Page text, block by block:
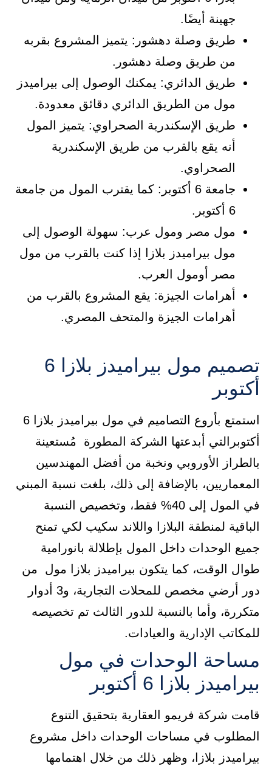
جهينة أيضًا.
طريق وصلة دهشور: يتميز المشروع بقربه
من طريق وصلة دهشور.
طريق الدائري: يمكنك الوصول إلى بيراميدز
مول من الطريق الدائري دقائق معدودة.
طريق الإسكندرية الصحراوي: يتميز المول
أنه يقع بالقرب من طريق الإسكندرية
الصحراوي.
جامعة 6 أكتوبر: كما يقترب المول من جامعة
6 أكتوبر.
مول مصر ومول عرب: سهولة الوصول إلى
مول بيراميدز بلازا إذا كنت بالقرب من مول
مصر أومول العرب.
أهرامات الجيزة: يقع المشروع بالقرب من
أهرامات الجيزة والمتحف المصري.
تصميم مول بيراميدز بلازا 6
أكتوبر
استمتع بأروع التصاميم في مول بيراميدز بلازا 6
أكتوبرالتي أبدعتها الشركة المطورة مُستعينة
بالطراز الأوروبي ونخبة من أفضل المهندسين
المعماريين، بالإضافة إلى ذلك، بلغت نسبة المبني
في المول إلى 40% فقط، وتخصيص النسبة
الباقية لمنطقة البلازا واللاند سكيب لكي تمنح
جميع الوحدات داخل المول بإطلالة بانورامية
طوال الوقت، كما يتكون بيراميدز بلازا مول من
دور أرضي مخصص للمحلات التجارية، و3 أدوار
متكررة، وأما بالنسبة للدور الثالث تم تخصيصه
للمكاتب الإدارية والعيادات.
مساحة الوحدات في مول
بيراميدز بلازا 6 أكتوبر
قامت شركة فريمو العقارية بتحقيق التنوع
المطلوب في مساحات الوحدات داخل مشروع
بيراميدز بلازا، وظهر ذلك من خلال اهتمامها